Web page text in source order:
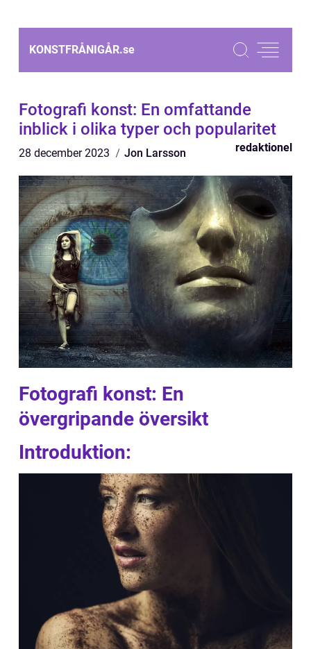
KONSTFRÅNIGÅR.se
Fotografi konst: En omfattande
inblick i olika typer och popularitet
28 december 2023 Jon Larsson redaktionel
Fotografi konst: En
övergripande översikt
Introduktion: